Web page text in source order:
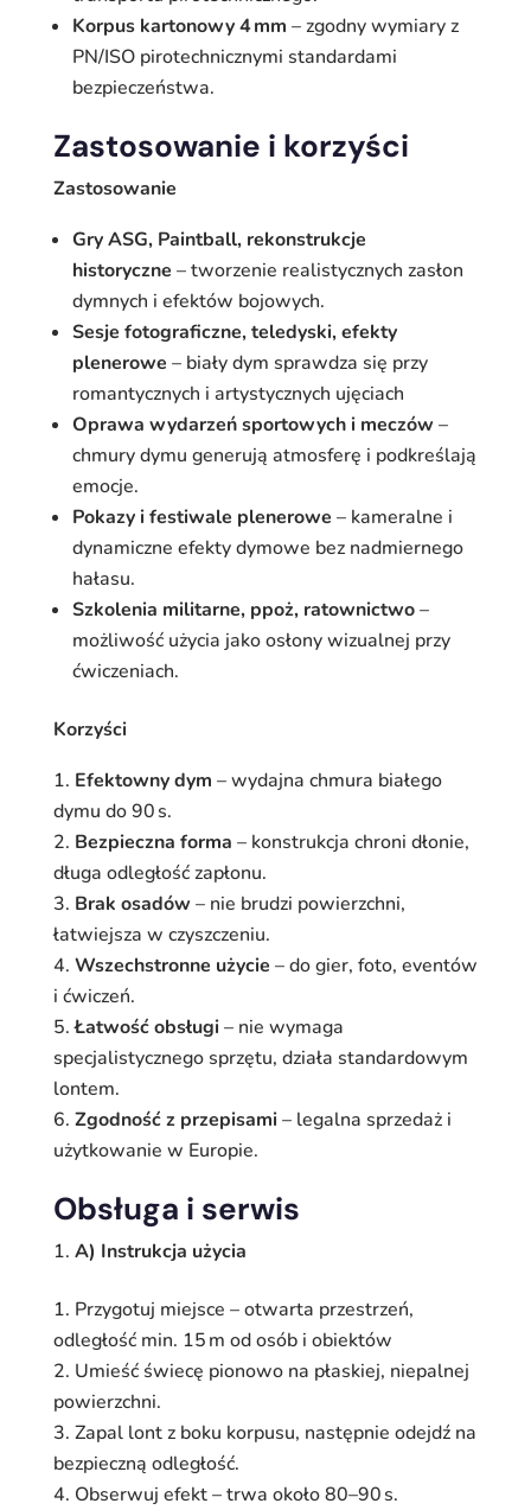
Korpus kartonowy 4 mm – zgodny wymiary z
PN/ISO pirotechnicznymi standardami
bezpieczeństwa.
Zastosowanie i korzyści
Zastosowanie
Gry ASG, Paintball, rekonstrukcje
historyczne – tworzenie realistycznych zasłon
dymnych i efektów bojowych.
Sesje fotograficzne, teledyski, efekty
plenerowe – biały dym sprawdza się przy
romantycznych i artystycznych ujęciach
Oprawa wydarzeń sportowych i meczów –
chmury dymu generują atmosferę i podkreślają
emocje.
Pokazy i festiwale plenerowe – kameralne i
dynamiczne efekty dymowe bez nadmiernego
hałasu.
Szkolenia militarne, ppoż, ratownictwo–
możliwość użycia jako osłony wizualnej przy
ćwiczeniach.
Korzyści
Efektowny dym – wydajna chmura białego
dymu do 90 s.
Bezpieczna forma – konstrukcja chroni dłonie,
długa odległość zapłonu.
Brak osadów – nie brudzi powierzchni,
łatwiejsza w czyszczeniu.
Wszechstronne użycie – do gier, foto, eventów
i ćwiczeń.
Łatwość obsługi– nie wymaga
specjalistycznego sprzętu, działa standardowym
lontem.
Zgodność z przepisami– legalna sprzedaż i
użytkowanie w Europie.
Obsługa i serwis
A) Instrukcja użycia
Przygotuj miejsce – otwarta przestrzeń,
odległość min. 15 m od osób i obiektów
Umieść świecę pionowo na płaskiej, niepalnej
powierzchni.
Zapal lont z boku korpusu, następnie odejdź na
bezpieczną odległość.
Obserwuj efekt – trwa około 80–90 s.